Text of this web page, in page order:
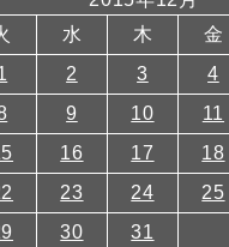
水 木 金
2 3 4
9 10 11
16 17 18
23 24 25
30
31